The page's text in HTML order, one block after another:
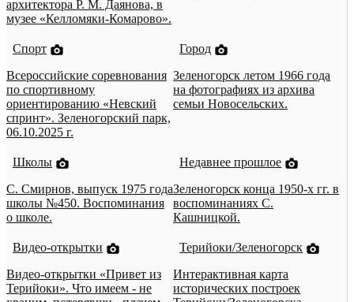
архитектора Р. М. Даянова, в
музее «Келломяки-Комарово».
Спорт
Всероссийские соревнования
по спортивному
ориентированию «Невский
спринт». Зеленогорский парк,
06.10.2025 г.
Город
Зеленогорск летом 1966 года
на фотографиях из архива
семьи Новосельских.
Школы
С. Смирнов, выпуск 1975 года
школы №450. Воспоминания
о школе.
Недавнее прошлое
Зеленогорск конца 1950-х гг. в
воспоминаниях С.
Кашницкой.
Видео-открытки
Видео-открытки «Привет из
Терийоки». Что имеем - не
Терийоки/Зеленогорск
Интерактивная карта
исторических построек